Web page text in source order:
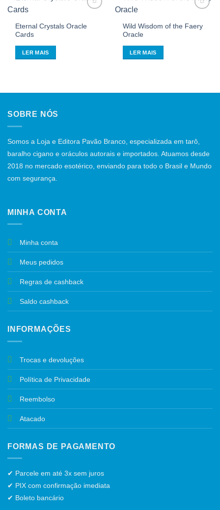
aos
meus
Eternal Crystals Oracle
Cards
LER MAIS
meus
Wild Wisdom of the Faery
Oracle
LER MAIS
SOBRE NÓS
Somos a Loja e Editora Pavão Branco, especializada em tarô,
baralho cigano e oráculos autorais e importados. Atuamos desde
2018 no mercado esotérico, enviando para todo o Brasil e Mundo
com segurança.
MINHA CONTA
Minha conta
Meus pedidos
Regras de cashback
Saldo cashback
INFORMAÇÕES
Trocas e devoluções
Política de Privacidade
Reembolso
Atacado
FORMAS DE PAGAMENTO
✔ Parcele em até 3x sem juros
✔ PIX com confirmação imediata
✔ Boleto bancário